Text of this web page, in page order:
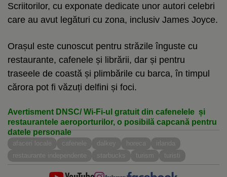
Scriitorilor, cu exponate dedicate unor autori celebri
care au avut legături cu zona, inclusiv James Joyce.
Orașul este cunoscut pentru străzile înguste cu
restaurante, cafenele și librării, dar și pentru
traseele de coastă și plimbările cu barca, în timpul
cărora pot fi văzuți delfini și foci.
Avertisment DNSC/ Wi-Fi-ul gratuit din cafenelele și
restaurantele aeroporturilor, o posibilă capcană pentru
datele personale
afaceri locale cafenele dalkey horeca
irlanda
restaurante independente
starbucks turism turisti